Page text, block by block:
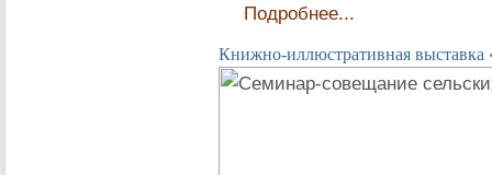
Подробнее...
Книжно-иллюстративная